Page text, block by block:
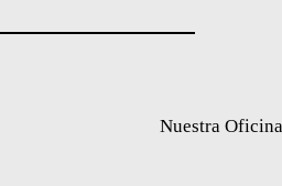
Nuestra Oficina